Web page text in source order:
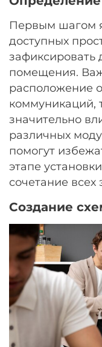
Первым шагом
доступных
зафиксировать
помещения.
расположение
коммуникаций,
значительно
различных
помогут
этапе
сочетание всех
Создание